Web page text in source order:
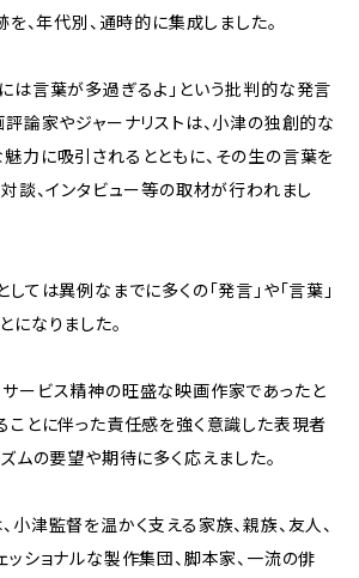
を、年代別、通時的に集成しました。
は言葉が多過ぎるよ」という批判的な発言
評論家やジャーナリストは、小津の独創的な
力に吸引されるとともに、その生の言葉を
談、インタビュー等の取材が行われまし
ては異例なまでに多くの「発言」や「言葉」
になりました。
ービス精神の旺盛な映画作家であったと
ことに伴った責任感を強く意識した表現者
ムの要望や期待に多く応えました。
小津監督を温かく支える家族、親族、友人、
ッショナルな製作集団、脚本家、一流の俳